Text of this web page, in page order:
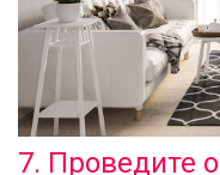
7. Проведите